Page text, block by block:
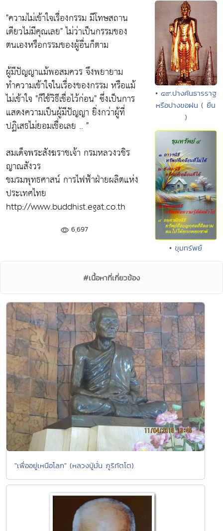
"ความไม่เข้าใจเรื่องกรรม มีโทษสถาน
เดียวไม่มีคุณเลย"ไม่ว่าเป็นกรรมของ
ตนเองหรือกรรมของผู้อื่นก็ตาม
ผู้มีปัญญาแม้พอสมควร จึงพยายาม
ทำความเข้าใจในเรื่องของกรรม หรือแม้
ไม่เข้าใจ "ก็ใช้วิธีเชื่อไว้ก่อน"ซึ่งเป็นการ
แสดงความเป็นผู้มีปัญญา ยิ่งกว่าผู้ที่
ปฏิเสธไม่ยอมเชื่อเลย .. "
สมเด็จพระสังฆราชเจ้า กรมหลวงวชิร
ญาณสังวร
ชมรมพุทธศาสน์ การไฟฟ้าฝ่ายผลิตแห่ง
ประเทศไทย
http://www.buddhist.egat.co.th
6,697
• ๔๙.ปางคันธารราฐ
หรือปางขอฝน ( ยืน
)
• ขุมทรัพย์
#เนื้อหาที่เกี่ยวข้อง
"เพื่ออยู่เหนือโลก" (หลวงปู่มั่น ภูริทัตโต)